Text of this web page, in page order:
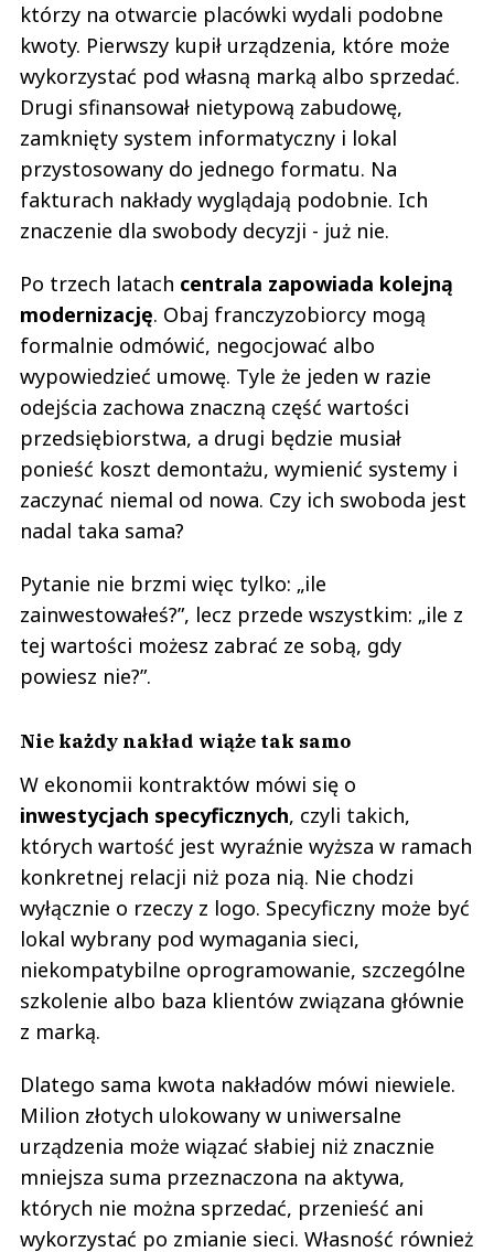
którzy na otwarcie placówki wydali podobne
kwoty. Pierwszy kupił urządzenia, które może
wykorzystać pod własną marką albo sprzedać.
Drugi sfinansował nietypową zabudowę,
zamknięty system informatyczny i lokal
przystosowany do jednego formatu. Na
fakturach nakłady wyglądają podobnie. Ich
znaczenie dla swobody decyzji - już nie.
Po trzech latach centrala zapowiada kolejną
modernizację. Obaj franczyzobiorcy mogą
formalnie odmówić, negocjować albo
wypowiedzieć umowę. Tyle że jeden w razie
odejścia zachowa znaczną część wartości
przedsiębiorstwa, a drugi będzie musiał
ponieść koszt demontażu, wymienić systemy i
zaczynać niemal od nowa. Czy ich swoboda jest
nadal taka sama?
Pytanie nie brzmi więc tylko: „ile
zainwestowałeś?”, lecz przede wszystkim: „ile z
tej wartości możesz zabrać ze sobą, gdy
powiesz nie?”.
Nie każdy nakład wiąże tak samo
W ekonomii kontraktów mówi się o
inwestycjach specyficznych, czyli takich,
których wartość jest wyraźnie wyższa w ramach
konkretnej relacji niż poza nią. Nie chodzi
wyłącznie o rzeczy z logo. Specyficzny może być
lokal wybrany pod wymagania sieci,
niekompatybilne oprogramowanie, szczególne
szkolenie albo baza klientów związana głównie
z marką.
Dlatego sama kwota nakładów mówi niewiele.
Milion złotych ulokowany w uniwersalne
urządzenia może wiązać słabiej niż znacznie
mniejsza suma przeznaczona na aktywa,
których nie można sprzedać, przenieść ani
wykorzystać po zmianie sieci. Własność również